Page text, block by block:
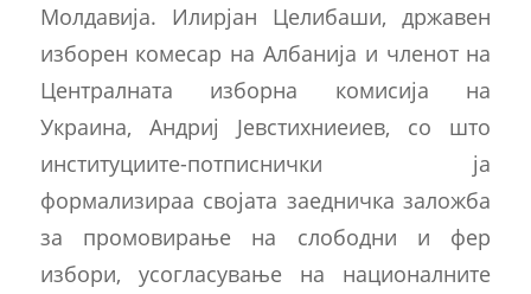
Молдавија. Илирјан Целибаши, државен
изборен комесар на Албанија и членот на
Централната изборна комисија на
Украина, Андриј Јевстихниеиев, со што
институциите-потписнички ја
формализираа својата заедничка заложба
за промовирање на слободни и фер
избори, усогласување на националните